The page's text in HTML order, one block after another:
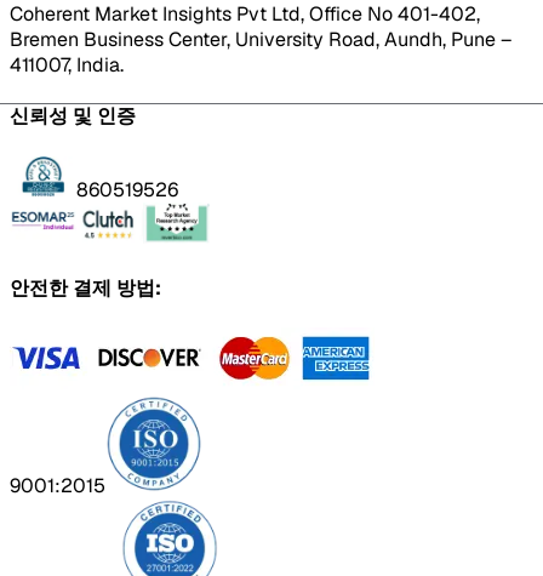
Coherent Market Insights Pvt Ltd, Office No 401-402,
Bremen Business Center, University Road, Aundh, Pune –
411007, India.
신뢰성 및 인증
860519526
안전한 결제 방법:
9001:2015